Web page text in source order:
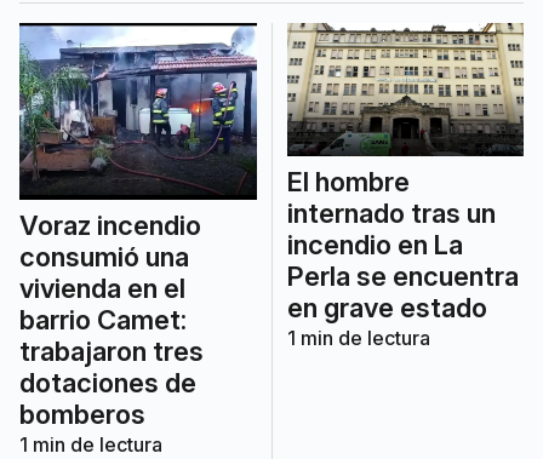
Voraz incendio
consumió una
vivienda en el
barrio Camet:
trabajaron tres
dotaciones de
bomberos
1 min de lectura
El hombre
internado tras un
incendio en La
Perla se encuentra
en grave estado
1 min de lectura